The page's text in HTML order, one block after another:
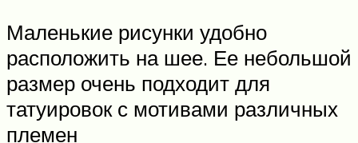
Маленькие рисунки удобно
расположить на шее. Ее небольшой
размер очень подходит для
татуировок с мотивами различных
племен